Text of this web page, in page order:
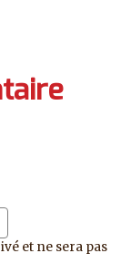
et ne sera pas